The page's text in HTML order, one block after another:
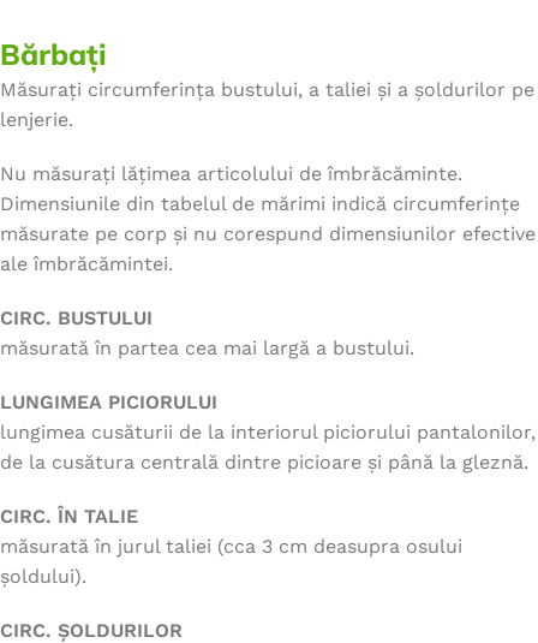
Bărbați
Măsurați circumferința bustului, a taliei și a șoldurilor pe
lenjerie.
Nu măsurați lățimea articolului de îmbrăcăminte.
Dimensiunile din tabelul de mărimi indică circumferințe
măsurate pe corp și nu corespund dimensiunilor efective
ale îmbrăcămintei.
CIRC. BUSTULUI
măsurată în partea cea mai largă a bustului.
LUNGIMEA PICIORULUI
lungimea cusăturii de la interiorul piciorului pantalonilor,
de la cusătura centrală dintre picioare și până la gleznă.
CIRC. ÎN TALIE
măsurată în jurul taliei (cca 3 cm deasupra osului
șoldului).
CIRC. ȘOLDURILOR